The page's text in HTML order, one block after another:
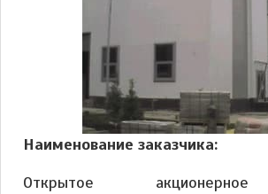
Наименование заказчика:
Открытое